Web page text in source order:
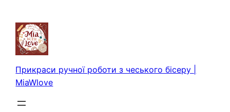
вмісту
Прикраси ручної роботи з чеського бісеру |
MiaWlove